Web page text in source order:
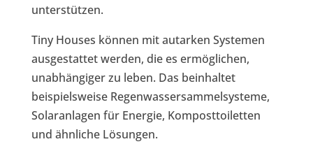
unterstützen.
Tiny Houses können mit autarken Systemen
ausgestattet werden, die es ermöglichen,
unabhängiger zu leben. Das beinhaltet
beispielsweise Regenwassersammelsysteme,
Solaranlagen für Energie, Komposttoiletten
und ähnliche Lösungen.